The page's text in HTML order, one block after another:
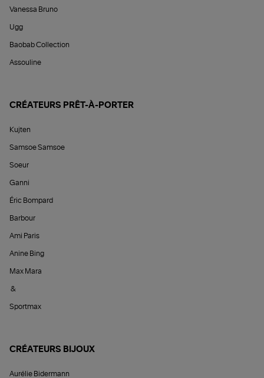
Vanessa Bruno
Ugg
Baobab Collection
Assouline
CRÉATEURS PRÊT-À-PORTER
Kujten
Samsoe Samsoe
Soeur
Ganni
Éric Bompard
Barbour
Ami Paris
Anine Bing
Max Mara
&
Sportmax
CRÉATEURS BIJOUX
Aurélie Bidermann